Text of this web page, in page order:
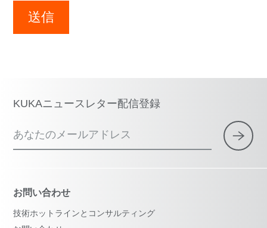
送信
KUKAニュースレター配信登録
あなたのメールアドレス
お問い合わせ
技術ホットラインとコンサルティング